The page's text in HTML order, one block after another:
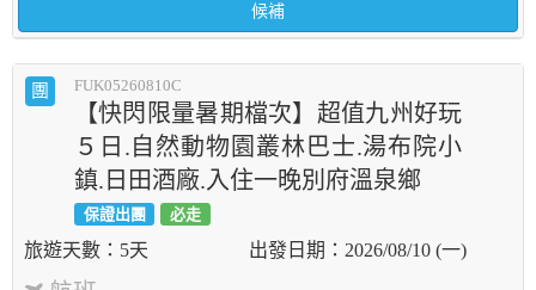
候補
團 FUK05260810C
【快閃限量暑期檔次】超值九州好玩
５日.自然動物園叢林巴士.湯布院小
鎮.日田酒廠.入住一晚別府溫泉鄉
保證出團 必走
5天 2026/08/10 (一)